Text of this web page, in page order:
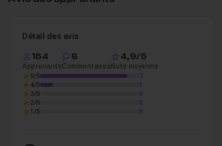
Détail des avis
164
Apprenants
8
Commentaires
4,9/5
Note moyenne
5/5
7
4/5
1
3/5
0
2/5
0
1/5
0